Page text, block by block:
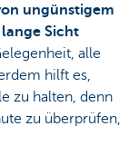
ungünstigem
Sicht
alle
hilft es,
zu halten, denn
zu überprüfen,